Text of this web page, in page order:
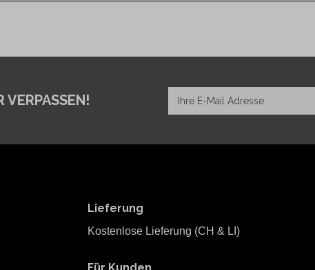
VERPASSEN!
Lieferung
Kostenlose Lieferung (CH & LI)